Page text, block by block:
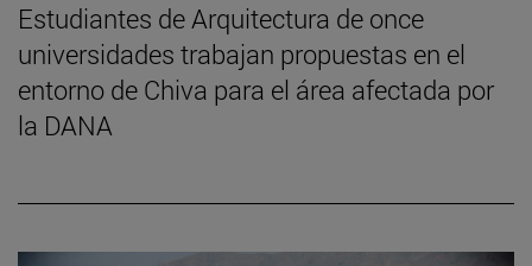
Estudiantes de Arquitectura de once
universidades trabajan propuestas en el
entorno de Chiva para el área afectada por
la DANA